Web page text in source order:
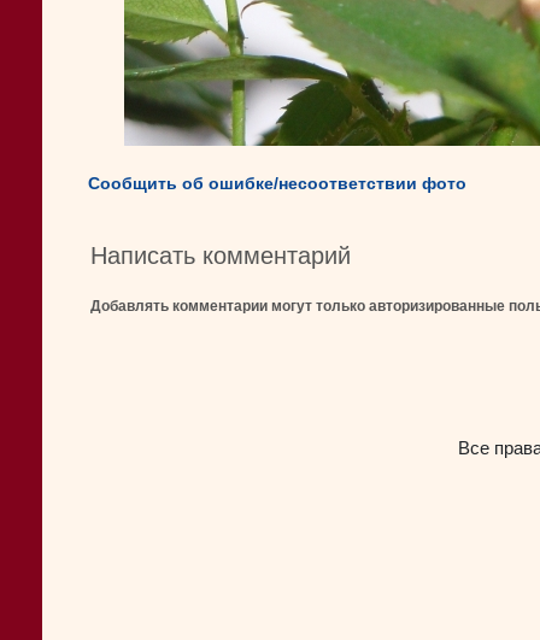
Сообщить об ошибке/несоответствии фото
Написать комментарий
Добавлять комментарии могут только авторизированные
Все